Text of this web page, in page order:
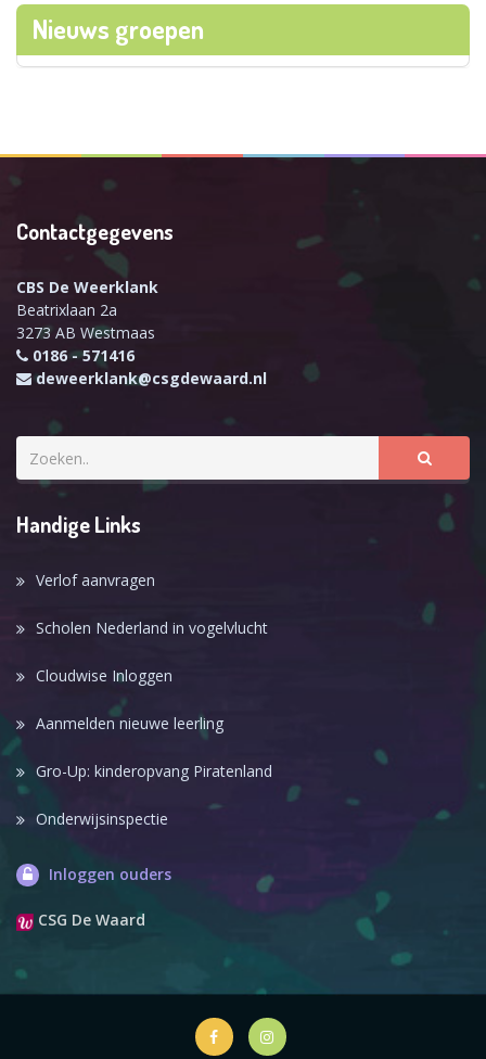
Nieuws groepen
Contactgegevens
CBS De Weerklank
Beatrixlaan 2a
3273 AB Westmaas
0186 - 571416
deweerklank@csgdewaard.nl
Handige Links
Verlof aanvragen
Scholen Nederland in vogelvlucht
Cloudwise Inloggen
Aanmelden nieuwe leerling
Gro-Up: kinderopvang Piratenland
Onderwijsinspectie
Inloggen ouders
CSG De Waard